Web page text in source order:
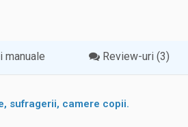
manuale Review-uri (3)
sufragerii, camere copii.